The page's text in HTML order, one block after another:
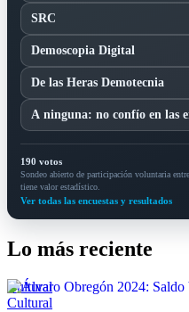
SRC
Demoscopia Digital
De las Heras Demotecnia
A ninguna: no confío en las
190 votos
Sondeo abierto de participación voluntaria
tiene valor estadístico.
Ver todas las encuestas y resultados
Lo más reciente
Cultural
Cultural